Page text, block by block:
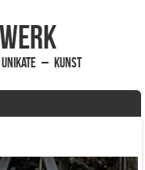
– Kunst